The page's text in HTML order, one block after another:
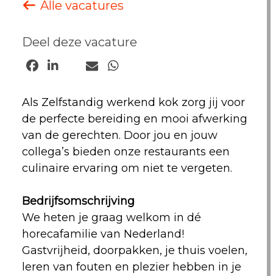
Alle vacatures
Deel deze vacature
Als Zelfstandig werkend kok zorg jij voor
de perfecte bereiding en mooi afwerking
van de gerechten. Door jou en jouw
collega’s bieden onze restaurants een
culinaire ervaring om niet te vergeten.
Bedrijfsomschrijving
We heten je graag welkom in dé
horecafamilie van Nederland!
Gastvrijheid, doorpakken, je thuis voelen,
leren van fouten en plezier hebben in je